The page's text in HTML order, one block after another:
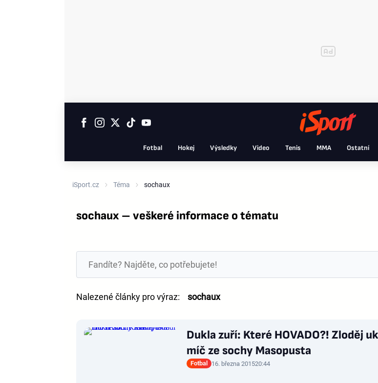
Fotbal Hokej Výsledky Video Tenis MMA Ostatní
iSport.cz Téma sochaux
sochaux – veškeré informace o tématu
Nalezené články pro výraz: sochaux
Dukla zuří: Které HOVADO?! Zloděj
míč ze sochy Masopusta
Fotbal 16. března 201520:44